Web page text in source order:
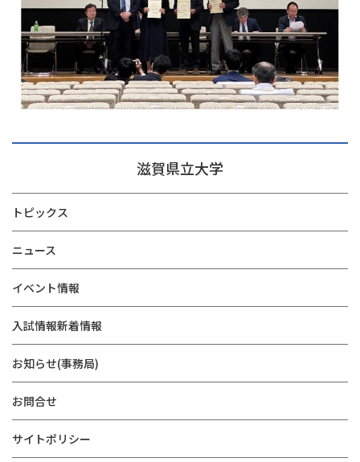
滋賀県立大学
トピックス
ニュース
イベント情報
入試情報新着情報
お知らせ(事務局)
お問合せ
サイトポリシー